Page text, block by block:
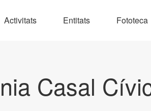
Activitats Entitats Fototeca
Casal